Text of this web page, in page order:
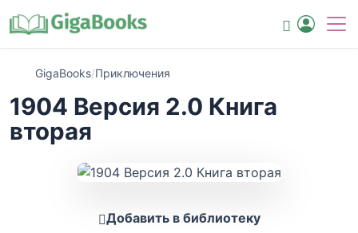
GigaBooks/Приключения
1904 Версия 2.0 Книга
вторая
Добавить в библиотеку